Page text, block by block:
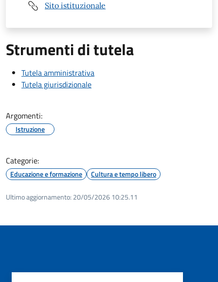
Sito istituzionale
Strumenti di tutela
Tutela amministrativa
Tutela giurisdizionale
Argomenti:
Istruzione
Categorie:
Educazione e formazione Cultura e tempo libero
Ultimo aggiornamento: 20/05/2026 10:25.11